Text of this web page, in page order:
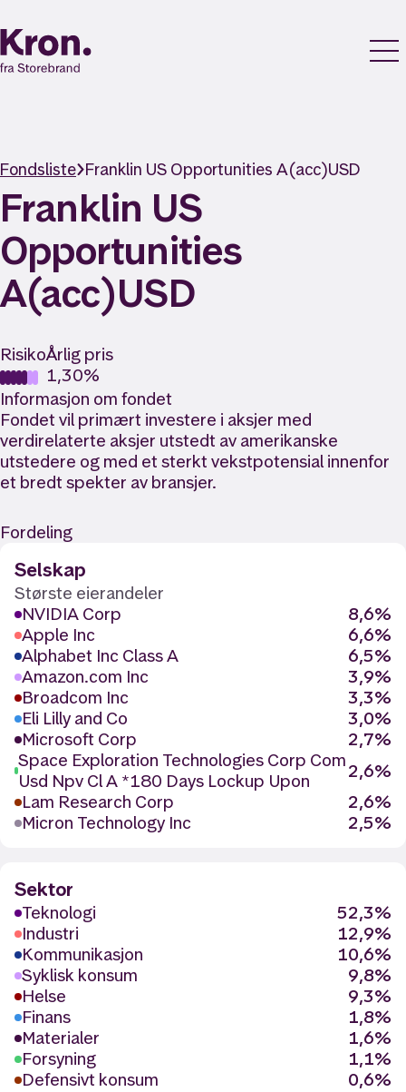
Fondsliste Franklin US Opportunities A(acc)USD
Franklin US
Opportunities
A(acc)USD
RisikoÅrlig pris
1,30%
Informasjon om fondet
Fondet vil primært investere i aksjer med
verdirelaterte aksjer utstedt av amerikanske
utstedere og med et sterkt vekstpotensial innenfor
et bredt spekter av bransjer.
Fordeling
Selskap
Største eierandeler
NVIDIA Corp
8,6%
Apple Inc
6,6%
Alphabet Inc Class A
6,5%
Amazon.com Inc
3,9%
Broadcom Inc
3,3%
Eli Lilly and Co
3,0%
Microsoft Corp
2,7%
Space Exploration Technologies Corp Com
Usd Npv Cl A *180 Days Lockup Upon
2,6%
Lam Research Corp
2,6%
Micron Technology Inc
2,5%
Sektor
Teknologi
52,3%
Industri
12,9%
Kommunikasjon
10,6%
Syklisk konsum
9,8%
Helse
9,3%
Finans
1,8%
Materialer
1,6%
Forsyning
1,1%
Defensivt konsum
0,6%